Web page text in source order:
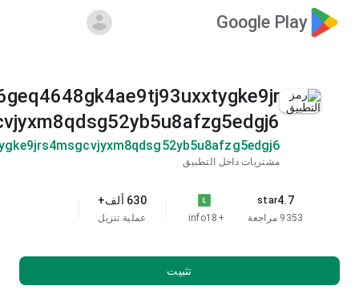
Google Play
مشتريات داخل التطبيق
4.7
star
9353 مراجعة
+18
info
630 ألف+
عملية تنزيل
تثبيت